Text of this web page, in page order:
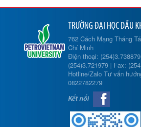
TRƯỜNG ĐẠI HỌC DẦU
762 Cách Mạng Tháng
Chí Minh
Điện thoại:
(254)3.721979 | Fax:
Hotline/Zalo Tư vấn
0822782279
Kết nối